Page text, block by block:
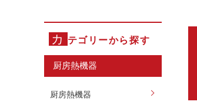
カ テゴリーから探す
厨房熱機器
厨房熱機器